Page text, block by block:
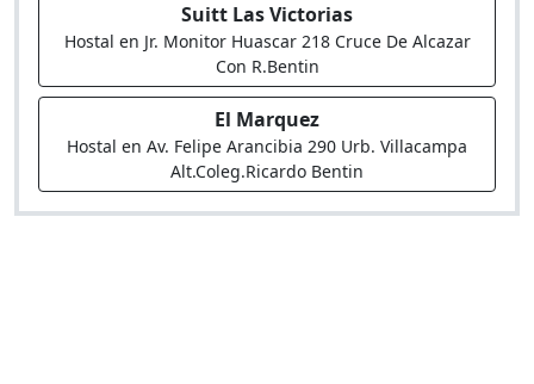
Suitt Las Victorias
Hostal en Jr. Monitor Huascar 218 Cruce De Alcazar
Con R.Bentin
El Marquez
Hostal en Av. Felipe Arancibia 290 Urb. Villacampa
Alt.Coleg.Ricardo Bentin